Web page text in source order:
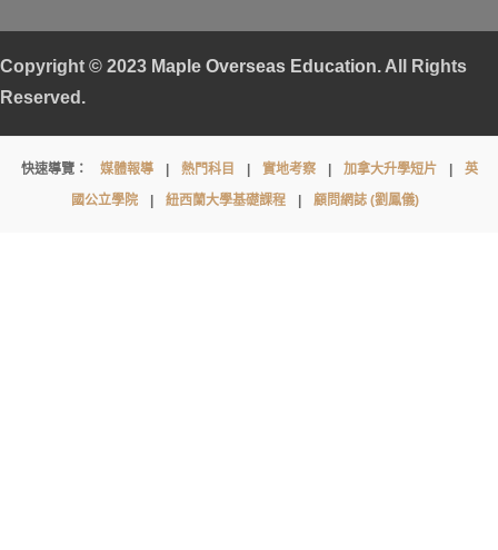
Copyright © 2023 Maple Overseas Education. All Rights
Reserved.
Truro
快速導覽： 媒體報導 | 熱門科目 | 實地考察 | 加拿大升學短片 |
英
國公立學院
| 紐西蘭大學基礎課程 | 顧問網誌 (劉鳳儀)